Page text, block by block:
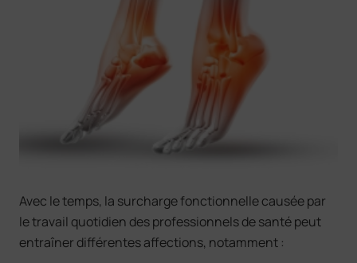
Avec le temps, la surcharge fonctionnelle causée par
le travail quotidien des professionnels de santé peut
entraîner différentes affections, notamment :